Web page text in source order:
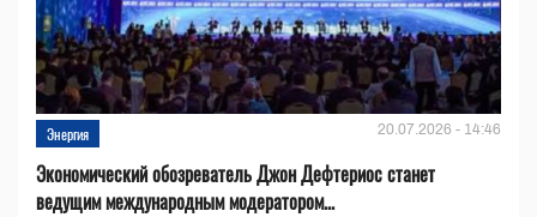
Энергия 20.07.2026 - 14:46
Экономический обозреватель Джон Дефтериос станет
ведущим международным модератором...